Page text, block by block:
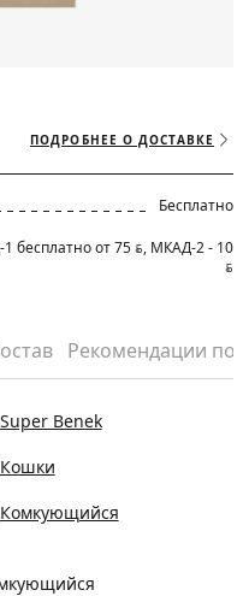
ПОДРОБНЕЕ О ДОСТАВКЕ
Бесплатно
бесплатно от 75 BYN, МКАД-2 - 10
BYN
Рекомендации
Super Benek
Кошки
Комкующийся